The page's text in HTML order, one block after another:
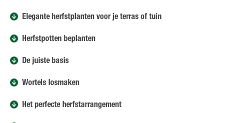
Elegante herfstplanten voor je terras of tuin
Herfstpotten beplanten
De juiste basis
Wortels losmaken
Het perfecte herfstarrangement